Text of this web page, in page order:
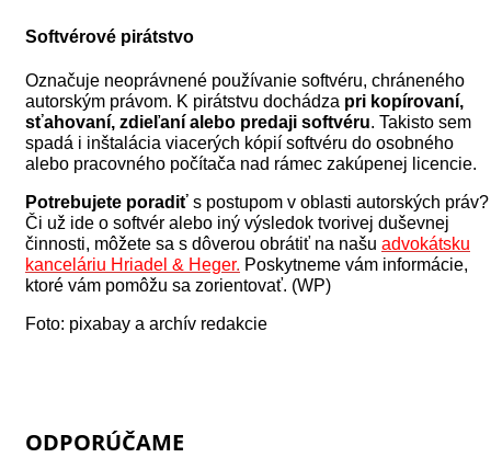
Softvérové pirátstvo
Označuje neoprávnené používanie softvéru, chráneného
autorským právom. K pirátstvu dochádza pri kopírovaní,
sťahovaní, zdieľaní alebo predaji softvéru. Takisto sem
spadá i inštalácia viacerých kópií softvéru do osobného
alebo pracovného počítača nad rámec zakúpenej licencie.
Potrebujete poradiť s postupom v oblasti autorských práv?
Či už ide o softvér alebo iný výsledok tvorivej duševnej
činnosti, môžete sa s dôverou obrátiť na našu advokátsku
kanceláriu Hriadel & Heger. Poskytneme vám informácie,
ktoré vám pomôžu sa zorientovať. (WP)
Foto: pixabay a archív redakcie
ODPORÚČAME